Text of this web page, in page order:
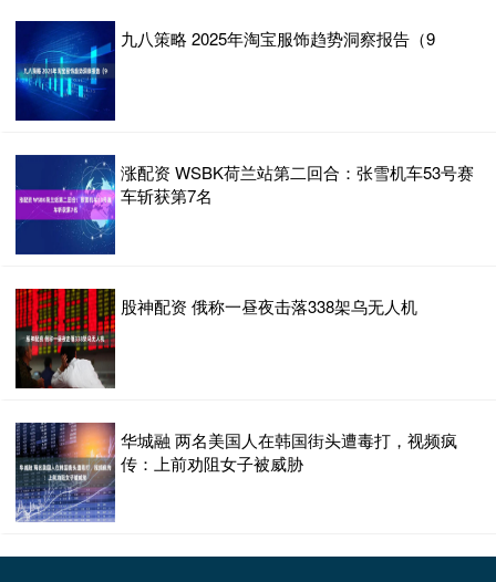
九八策略 2025年淘宝服饰趋势洞察报告（9
涨配资 WSBK荷兰站第二回合：张雪机车53号赛
车斩获第7名
股神配资 俄称一昼夜击落338架乌无人机
华城融 两名美国人在韩国街头遭毒打，视频疯
传：上前劝阻女子被威胁